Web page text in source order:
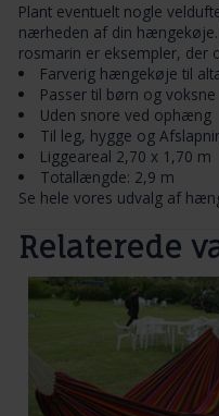
Plant eventuelt nogle
nærheden af din
rosmarin er eksempler, der
Farverig hængekøje til
Passer til børn og voksne
Uden snore ved ophæng
Til leg, hygge og
Liggeareal 2,70 x 1,70 m
Totallængde: 2,9 m
Se hele vores udvalg af
Relaterede